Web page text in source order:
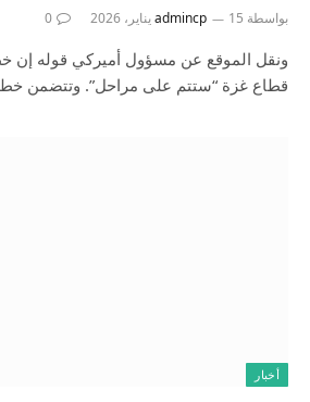
بواسطة admincp 15 يناير، 2026 0
ونقل الموقع عن مسؤول أميركي قوله إن
قطاع غزة “ستتم على مراحل”. وتتضمن
أخبار